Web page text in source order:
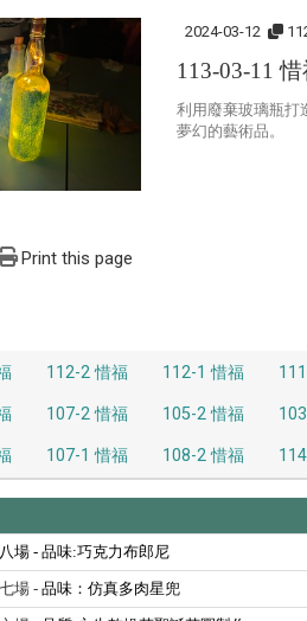
2024-03-12
113-03-11
利用廢棄玻璃瓶打
夢幻的藝術品。
Print this page
112-2 惜福 112-1 惜福
107-2 惜福 105-2 惜福
107-1 惜福 108-2 惜福
場 - 品味:巧克力布郎尼
場 - 品味：仿真多肉星兜